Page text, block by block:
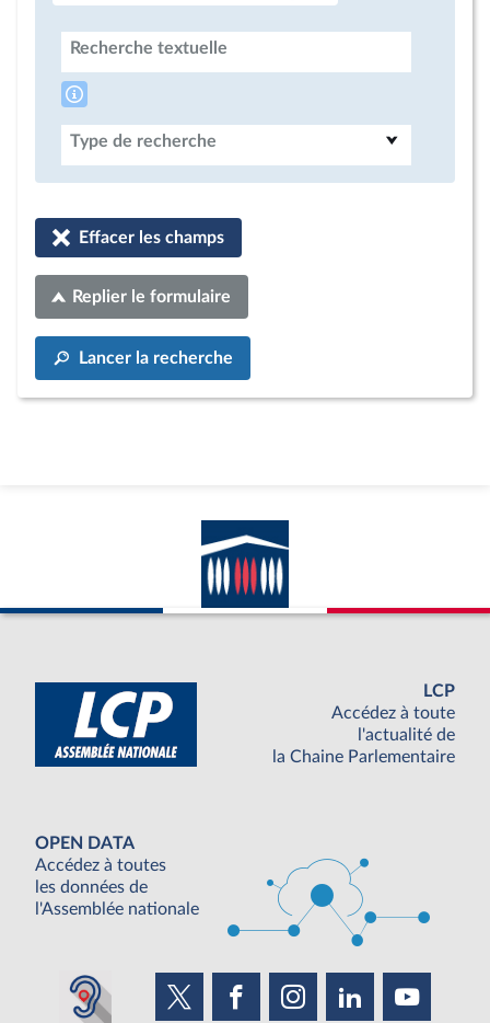
Recherche textuelle
Type de recherche
Effacer les champs
Replier le formulaire
Lancer la recherche
LCP
Accédez à toute
l'actualité de
la Chaine Parlementaire
OPEN DATA
Accédez à toutes
les données de
l'Assemblée nationale